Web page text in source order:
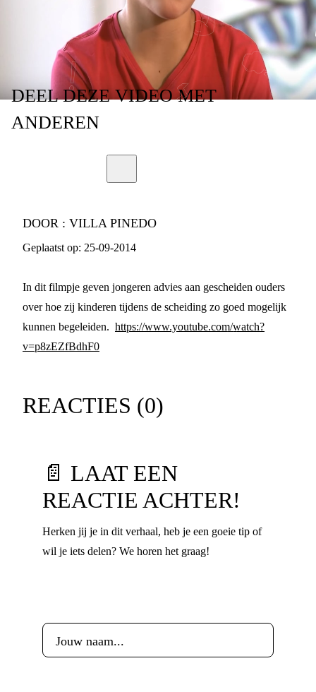
DEELDEZE VIDEOMET
ANDEREN
DOOR : VILLA PINEDO
Geplaatst op: 25-09-2014
In dit filmpje geven jongeren advies aan gescheiden ouders
over hoe zij kinderen tijdens de scheiding zo goed mogelijk
kunnen begeleiden. https://www.youtube.com/watch?
v=p8zEZfBdhF0
REACTIES (0)
📄 LAAT EEN
REACTIE ACHTER!
Herken jij je in dit verhaal, heb je een goeie tip of
wil je iets delen? We horen het graag!